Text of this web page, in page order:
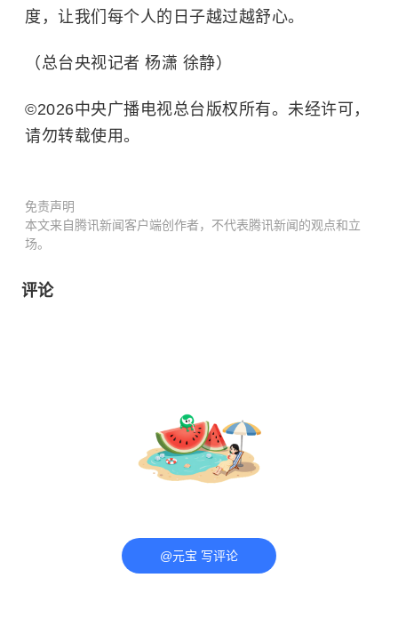
度，让我们每个人的日子越过越舒心。
（总台央视记者 杨潇 徐静）
©2026中央广播电视总台版权所有。未经许可，
请勿转载使用。
免责声明
本文来自腾讯新闻客户端创作者，不代表腾讯新闻的观点和立
场。
评论
@元宝 写评论